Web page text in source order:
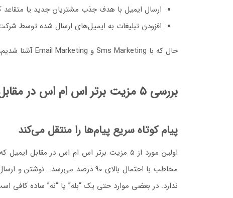
ارسال ایمیل با هدف جذب مشتریان جدید یا متقاعد
افزودن تبلیغات به ایمیل‌های ارسال شده توسط
حال که با Sms Marketing و Email Marketing آشنا شدیم، بیاید به ۵ مزیت برتر اس ام اس در مقابل ایمیل بپردازیم.
بررسی ۵ مزیت برتر اس ام اس در مقابل ایمیل
پیام کوتاه سریع پیام‌ها را منتقل می‌کند
اولین مورد از ۵ مزیت برتر اس ام اس در
مخاطب با احتمال بالای ۹۰ درصد
ندارد. در بعضی موارد حتی یک “بله” یا “نه” ساده کافی